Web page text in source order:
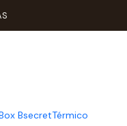
BsecretTérmico